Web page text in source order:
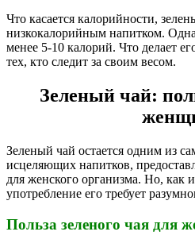
Что касается калорийности,
низкокалорийным напитком.
менее 5-10 калорий. Что делает
тех, кто следит за своим весом.
Зеленый чай:
Зеленый чай остается одним из
исцеляющих напитков,
для женского организма. Но, как
употребление его требует
Польза зеленого чая для